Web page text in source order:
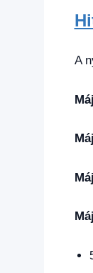
A